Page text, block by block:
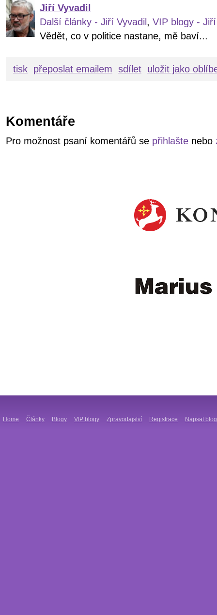
Jiří Vyvadil
Další články - Jiří Vyvadil , VIP blogy -
Vědět, co v politice nastane, mě baví...
tisk přeposlat emailem sdílet uložit jako
Komentáře
Pro možnost psaní komentářů se přihlašte nebo
Home Články Blogy VIP blogy Zpravodajství Registrace Napsat blog